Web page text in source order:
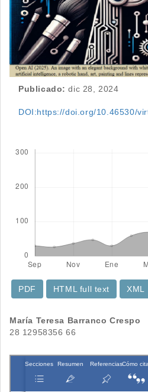
Publicado: dic 28, 2024
DOI:https://doi.org/10.46530/
PDF
HTML full text
XML
Contenido
del
artículo
María Teresa Barranco Crespo
28 12958356 66